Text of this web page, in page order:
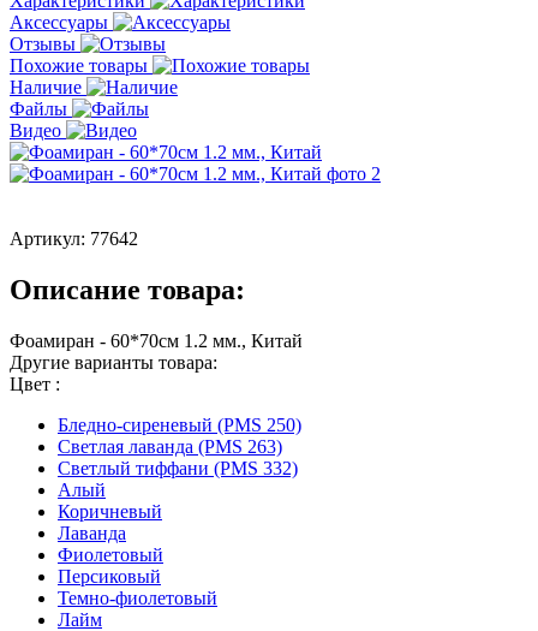
Аксессуары
Отзывы
Похожие товары
Наличие
Файлы
Видео
Артикул: 77642
Описание товара:
Фоамиран - 60*70см 1.2 мм., Китай
Другие варианты товара:
Цвет :
Бледно-сиреневый (PMS 250)
Светлая лаванда (PMS 263)
Светлый тиффани (PMS 332)
Алый
Коричневый
Лаванда
Фиолетовый
Персиковый
Темно-фиолетовый
Лайм